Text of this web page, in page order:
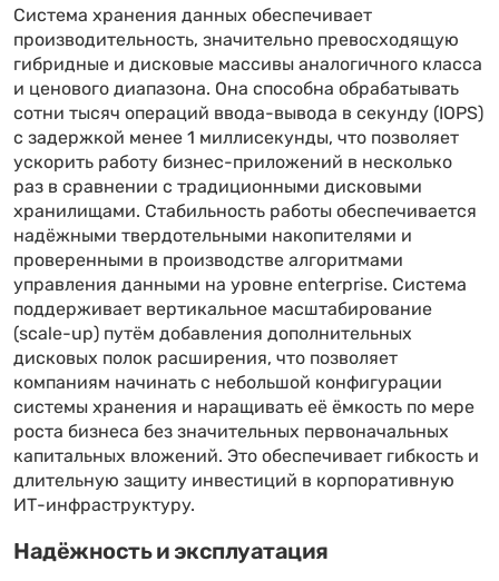
Система хранения данных обеспечивает
производительность, значительно превосходящую
гибридные и дисковые массивы аналогичного класса
и ценового диапазона. Она способна обрабатывать
сотни тысяч операций ввода-вывода в секунду (IOPS)
с задержкой менее 1 миллисекунды, что позволяет
ускорить работу бизнес-приложений в несколько
раз в сравнении с традиционными дисковыми
хранилищами. Стабильность работы обеспечивается
надёжными твердотельными накопителями и
проверенными в производстве алгоритмами
управления данными на уровне enterprise. Система
поддерживает вертикальное масштабирование
(scale-up) путём добавления дополнительных
дисковых полок расширения, что позволяет
компаниям начинать с небольшой конфигурации
системы хранения и наращивать её ёмкость по мере
роста бизнеса без значительных первоначальных
капитальных вложений. Это обеспечивает гибкость и
длительную защиту инвестиций в корпоративную
ИТ-инфраструктуру.
Надёжность и эксплуатация